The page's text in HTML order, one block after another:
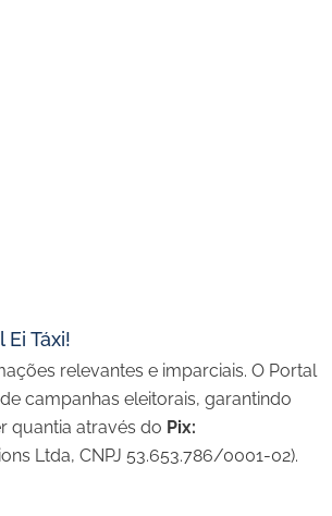
Táxi!
relevantes e imparciais. O Portal
campanhas eleitorais, garantindo
quantia através do Pix:
Ltda, CNPJ 53.653.786/0001-02).